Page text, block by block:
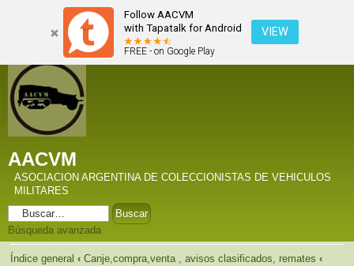
Follow AACVM
with Tapatalk for Android
FREE - on Google Play
VIEW
AACVM
ASOCIACION ARGENTINA DE COLECCIONISTAS DE VEHICULOS
MILITARES
Búsqueda avanzada
Índice general ‹ Canje,compra,venta , avisos clasificados, remates ‹